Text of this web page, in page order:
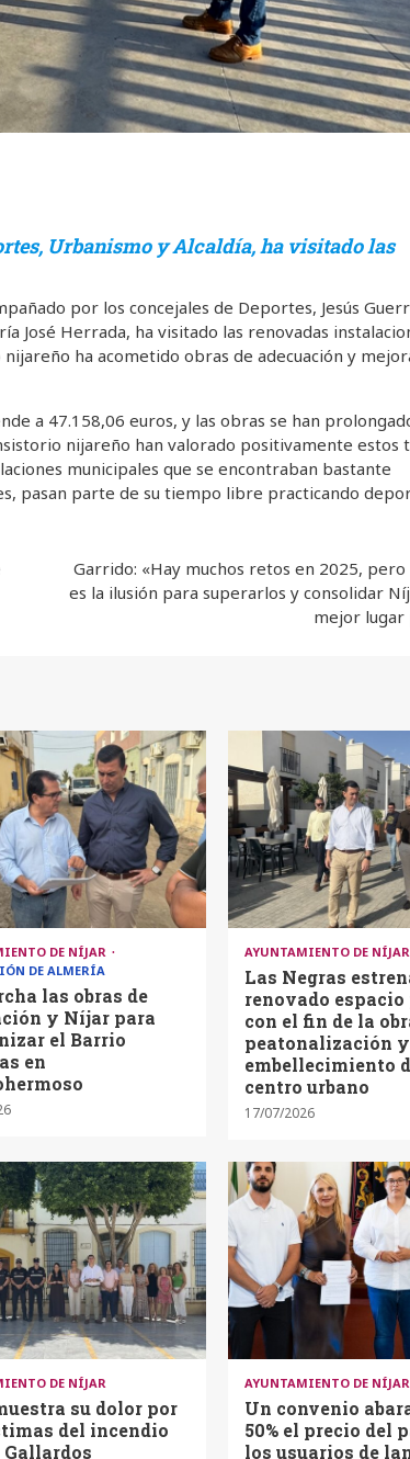
Urbanismo y Alcaldía, ha visitado las
por los concejales de Deportes, Jesús
José Herrada, ha visitado las renovadas
ha acometido obras de adecuación y
a 47.158,06 euros, y las obras se han
nijareño han valorado positivamente estos
municipales que se encontraban bastante
pasan parte de su tiempo libre practicando
Garrido: «Hay muchos retos en 2025, pero
es la ilusión para superarlos y consolidar
mejor lugar
DE NÍJAR
DE ALMERÍA
las obras de
y Níjar para
el Barrio
en
AYUNTAMIENTO DE NÍJAR
Las Negras
renovado
con el fin de la
peatonalización y
embellecimiento
centro urbano
17/07/2026
DE NÍJAR
su dolor por
del incendio
Gallardos
AYUNTAMIENTO DE NÍJAR
Un convenio
50% el precio del
los usuarios de